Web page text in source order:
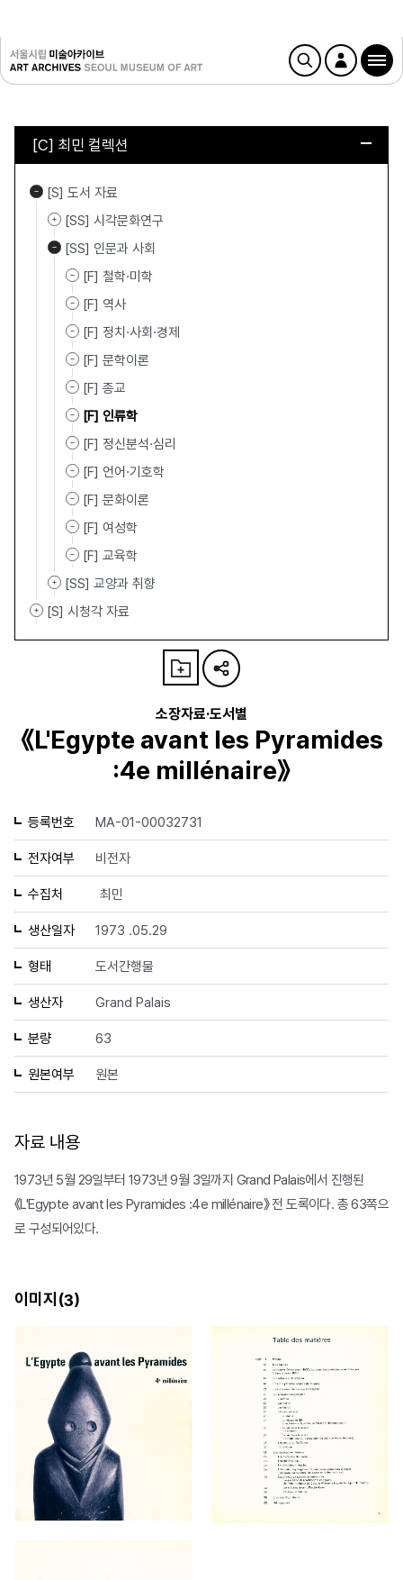
[C] 최민 컬렉션
[S] 도서 자료
[SS] 시각문화연구
[SS] 인문과 사회
[F] 철학·미학
[F] 역사
[F] 정치·사회·경제
[F] 문학이론
[F] 종교
[F] 인류학
[F] 정신분석·심리
[F] 언어·기호학
[F] 문화이론
[F] 여성학
[F] 교육학
[SS] 교양과 취향
[S] 시청각 자료
소장자료·도서별
《L'Egypte avant les Pyramides
:4e millénaire》
등록번호 MA-01-00032731
전자여부 비전자
수집처 최민
생산일자 1973 .05.29
형태 도서간행물
생산자 Grand Palais
분량 63
원본여부 원본
자료 내용
1973년 5월 29일부터 1973년 9월 3일까지 Grand Palais에서 진행된
《L'Egypte avant les Pyramides :4e millénaire》 전 도록이다. 총 63쪽으
로 구성되어있다.
이미지(3)